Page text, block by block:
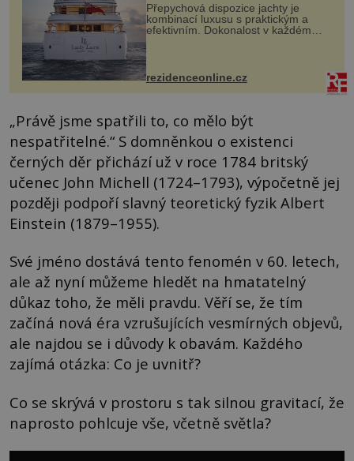
Přepychová dispozice jachty je
kombinací luxusu s praktickým a
efektivním. Dokonalost v každém
detailu představuje značka Fendi
Casa, kterou byly vybaveny její
paluby. Monacký přístav nabízí
každoročn...
rezidenceonline.cz
„Právě jsme spatřili to, co mělo být
nespatřitelné.“ S domněnkou o existenci
černých děr přichází už v roce 1784 britský
učenec John Michell (1724–1793), výpočetně jej
později podpoří slavný teoretický fyzik Albert
Einstein (1879–1955).
Své jméno dostává tento fenomén v 60. letech,
ale až nyní můžeme hledět na hmatatelný
důkaz toho, že měli pravdu. Věří se, že tím
začíná nová éra vzrušujících vesmírných objevů,
ale najdou se i důvody k obavám. Každého
zajímá otázka: Co je uvnitř?
Co se skrývá v prostoru s tak silnou gravitací, že
naprosto pohlcuje vše, včetně světla?